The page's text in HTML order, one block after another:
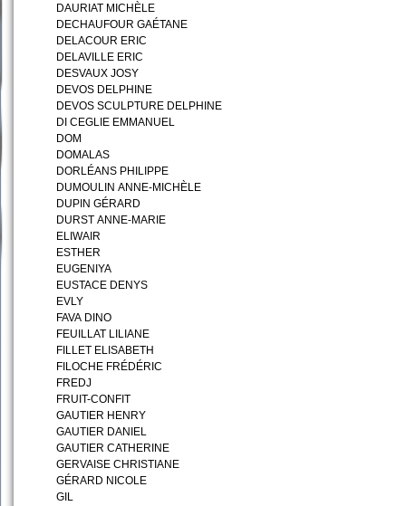
DAURIAT MICHÈLE
DECHAUFOUR GAÉTANE
DELACOUR ERIC
DELAVILLE ERIC
DESVAUX JOSY
DEVOS DELPHINE
DEVOS SCULPTURE DELPHINE
DI CEGLIE EMMANUEL
DOM
DOMALAS
DORLÉANS PHILIPPE
DUMOULIN ANNE-MICHÈLE
DUPIN GÉRARD
DURST ANNE-MARIE
ELIWAIR
ESTHER
EUGENIYA
EUSTACE DENYS
EVLY
FAVA DINO
FEUILLAT LILIANE
FILLET ELISABETH
FILOCHE FRÉDÉRIC
FREDJ
FRUIT-CONFIT
GAUTIER HENRY
GAUTIER DANIEL
GAUTIER CATHERINE
GERVAISE CHRISTIANE
GÉRARD NICOLE
GIL